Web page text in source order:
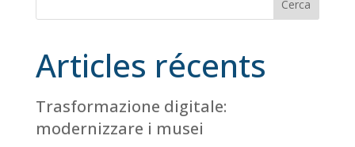
Articles récents
Trasformazione digitale:
modernizzare i musei